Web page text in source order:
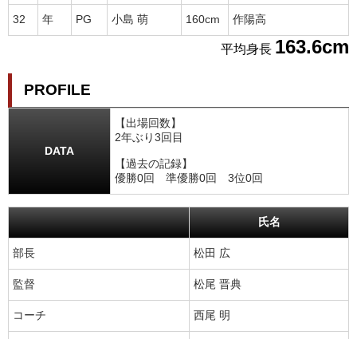
32 年 PG 小島 萌 160cm 作陽高
平均身長 163.6cm
PROFILE
DATA
【出場回数】
2年ぶり3回目
【過去の記録】
優勝0回 準優勝0回 3位0回
氏名
部長 松田 広
監督 松尾 晋典
コーチ 西尾 明